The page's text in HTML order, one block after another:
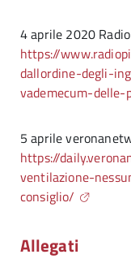
4 aprile 2020
https://
dallordine-degli-
vademecum-delle-
5 aprile
https://
ventilazione-
consiglio/
Allegati